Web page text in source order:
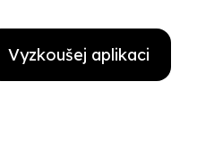
Vyzkoušej aplikaci